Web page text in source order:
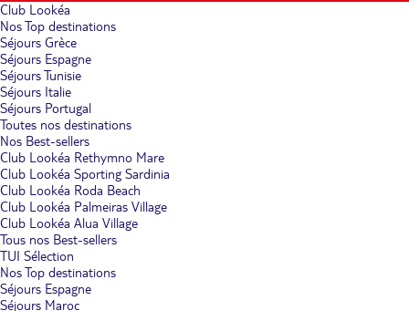
Club Lookéa
Nos Top destinations
Séjours Grèce
Séjours Espagne
Séjours Tunisie
Séjours Italie
Séjours Portugal
Toutes nos destinations
Nos Best-sellers
Club Lookéa Rethymno Mare
Club Lookéa Sporting Sardinia
Club Lookéa Roda Beach
Club Lookéa Palmeiras Village
Club Lookéa Alua Village
Tous nos Best-sellers
TUI Sélection
Nos Top destinations
Séjours Espagne
Séjours Maroc